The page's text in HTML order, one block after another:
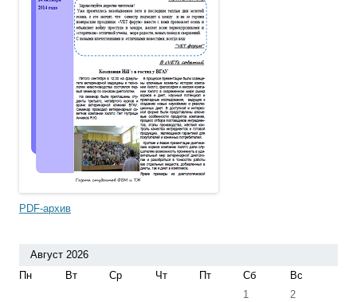
PDF-архив
Август 2026
Пн
Вт Ср Чт Пт Сб
Вс
1
2